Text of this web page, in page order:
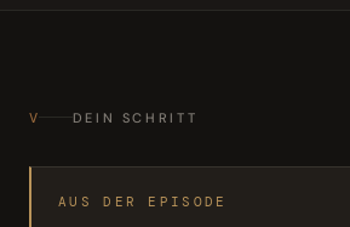
V DEIN SCHRITT
AUS DER EPISODE